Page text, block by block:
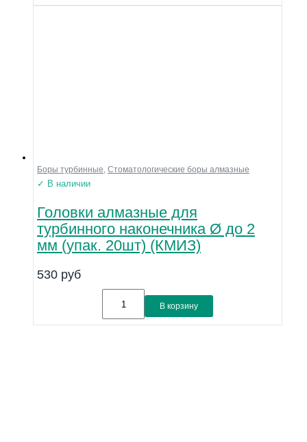
Боры турбинные Стоматологические боры алмазные
✓ В наличии
Головки алмазные для
турбинного наконечника Ø до 2
мм (упак. 20шт) (КМИЗ)
530 руб
В корзину